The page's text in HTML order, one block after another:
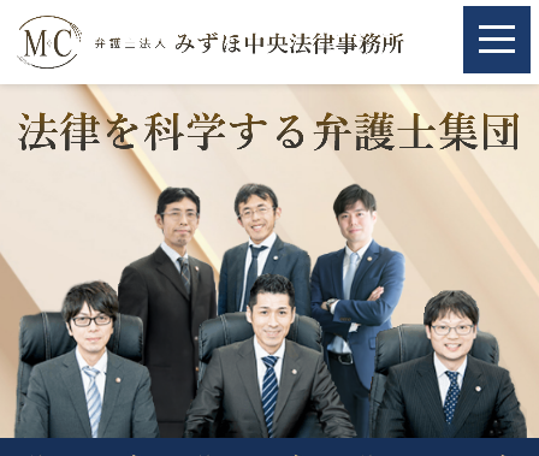
ホーム
相続・遺言
離婚（夫婦間トラブル）
企業法務
労働問題（解雇，残業等）
ホーム
相続・遺言
離婚（夫婦間トラブル）
企業法務
労働問題（解雇，残業等）